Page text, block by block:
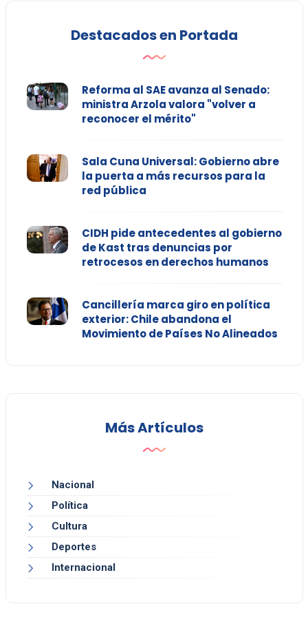
Destacados en Portada
Reforma al SAE avanza al Senado:
ministra Arzola valora "volver a
reconocer el mérito"
Sala Cuna Universal: Gobierno abre
la puerta a más recursos para la
red pública
CIDH pide antecedentes al gobierno
de Kast tras denuncias por
retrocesos en derechos humanos
Cancillería marca giro en política
exterior: Chile abandona el
Movimiento de Países No Alineados
Más Artículos
Nacional
Política
Cultura
Deportes
Internacional